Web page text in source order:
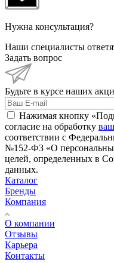
Нужна консультация?
Наши специалисты
Задать вопрос
Будьте в курсе наших
Нажимая кнопку
согласие на обработку
соответствии с
№152-ФЗ «О
целей, определенных в
данных.
Каталог
Бренды
Компания
О компании
Отзывы
Карьера
Контакты